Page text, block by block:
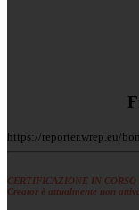
https://reporter.wrep.eu/
CERTIFICAZIONE IN
Creator è attualmente non